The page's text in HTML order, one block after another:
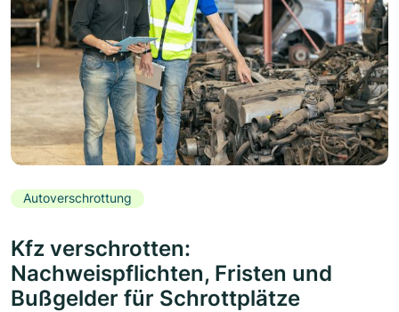
Autoverschrottung
Kfz verschrotten:
Nachweispflichten, Fristen und
Bußgelder für Schrottplätze